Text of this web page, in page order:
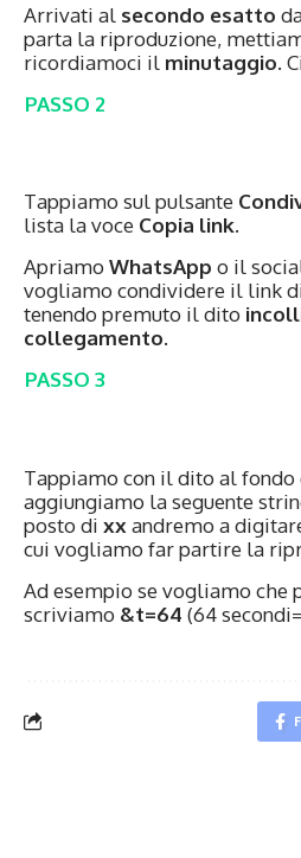
Arrivati al secondo esatto
parta la riproduzione,
ricordiamoci il minutaggio.
PASSO 2
Tappiamo sul pulsante
lista la voce Copia link.
Apriamo WhatsApp o il
vogliamo condividere il link
tenendo premuto il dito
collegamento.
PASSO 3
Tappiamo con il dito al fondo
aggiungiamo la seguente
posto di xx andremo a
cui vogliamo far partire la
Ad esempio se vogliamo che
scriviamo &t=64 (64